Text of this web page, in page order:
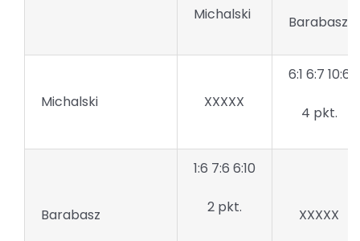
Michalski Barabasz
Michalski XXXXX
6:1 6:7 10:6
4 pkt.
Barabasz
1:6 7:6 6:10
2 pkt. XXXXX